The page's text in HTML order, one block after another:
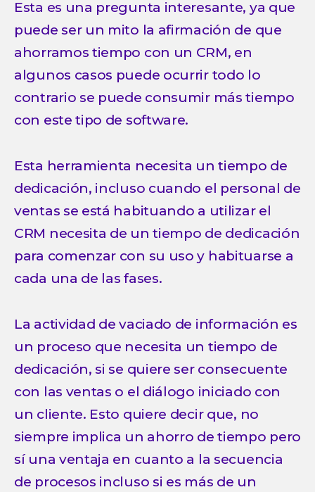
Esta es una pregunta interesante, ya que
puede ser un mito la afirmación de que
ahorramos tiempo con un CRM, en
algunos casos puede ocurrir todo lo
contrario se puede consumir más tiempo
con este tipo de software.
Esta herramienta necesita un tiempo de
dedicación, incluso cuando el personal de
ventas se está habituando a utilizar el
CRM necesita de un tiempo de dedicación
para comenzar con su uso y habituarse a
cada una de las fases.
La actividad de vaciado de información es
un proceso que necesita un tiempo de
dedicación, si se quiere ser consecuente
con las ventas o el diálogo iniciado con
un cliente. Esto quiere decir que, no
siempre implica un ahorro de tiempo pero
sí una ventaja en cuanto a la secuencia
de procesos incluso si es más de un